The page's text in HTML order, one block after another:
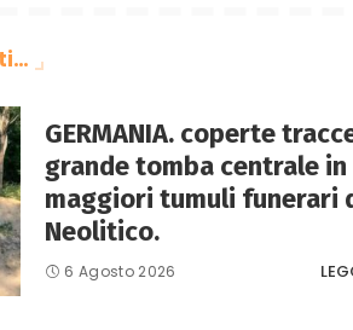
GERMANIA. coperte
grande tomba centrale in
maggiori tumuli funerari
Neolitico.
6 Agosto 2026